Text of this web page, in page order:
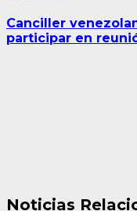
Canciller
participar en
Noticias